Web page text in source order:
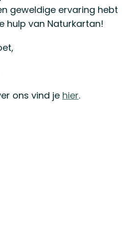
geweldige ervaring hebt
hulp van Naturkartan!
ons vind je hier.